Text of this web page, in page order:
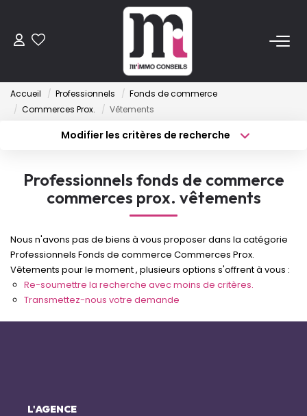
ACHETER
Anciens
VENDRE
LOUER
ESTIMER
FAIRE GÉRER
Accueil Professionnels
Fonds de commerce
Commerces Prox.
Vêtements
Modifier les critères de recherche
Type de bien
Surface min
Créer une alerte
Professionnels fonds de commerce
commerces prox. vêtements
Nous n'avons pas de biens à vous proposer dans la catégorie
Professionnels Fonds de commerce Commerces Prox.
Vêtements pour le moment , plusieurs options s'offrent à vous :
Re-soumettre la recherche avec moins de critères.
Transmettez-nous votre demande
L'AGENCE